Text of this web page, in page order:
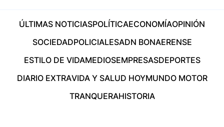
ÚLTIMAS NOTICIASPOLÍTICAECONOMÍAOPINIÓN
SOCIEDADPOLICIALESADN BONAERENSE
ESTILO DE VIDAMEDIOSEMPRESASDEPORTES
DIARIO EXTRAVIDA Y SALUD HOYMUNDO MOTOR
TRANQUERAHISTORIA